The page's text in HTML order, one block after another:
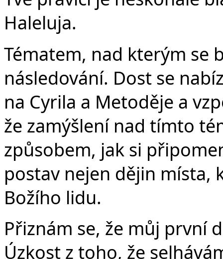
Haleluja. Ž
Tématem, nad kterým se
následování. Dost se
na Cyrila a Metoděje a
že zamýšlení nad tímto
způsobem, jak si
postav nejen dějin místa,
Božího lidu.
Přiznám se, že můj první
Úzkost z toho, že